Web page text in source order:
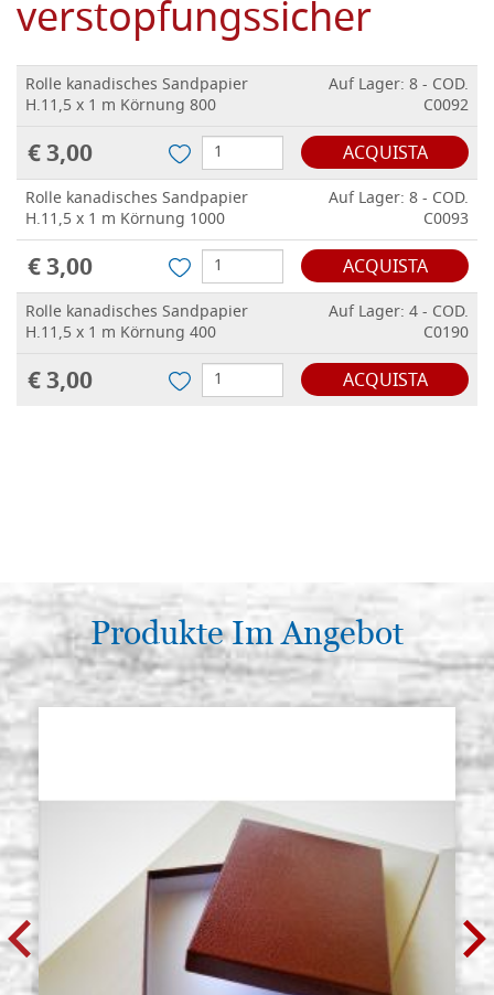
verstopfungssicher
Rolle kanadisches Sandpapier
H.11,5 x 1 m Körnung 800
Auf Lager: 8 - COD.
C0092
€ 3,00 ACQUISTA
Rolle kanadisches Sandpapier
H.11,5 x 1 m Körnung 1000
Auf Lager: 8 - COD.
C0093
€ 3,00 ACQUISTA
Rolle kanadisches Sandpapier
H.11,5 x 1 m Körnung 400
Auf Lager: 4 - COD.
C0190
€ 3,00 ACQUISTA
Produkte Im Angebot